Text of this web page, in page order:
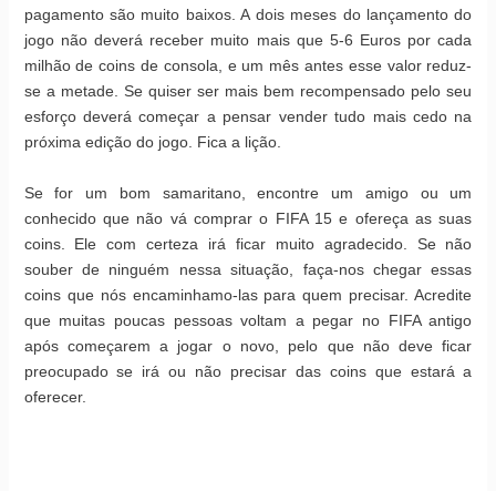
pagamento são muito baixos. A dois meses do lançamento do
jogo não deverá receber muito mais que 5-6 Euros por cada
milhão de coins de consola, e um mês antes esse valor reduz-
se a metade. Se quiser ser mais bem recompensado pelo seu
esforço deverá começar a pensar vender tudo mais cedo na
próxima edição do jogo. Fica a lição.
Se for um bom samaritano, encontre um amigo ou um
conhecido que não vá comprar o FIFA 15 e ofereça as suas
coins. Ele com certeza irá ficar muito agradecido. Se não
souber de ninguém nessa situação, faça-nos chegar essas
coins que nós encaminhamo-las para quem precisar. Acredite
que muitas poucas pessoas voltam a pegar no FIFA antigo
após começarem a jogar o novo, pelo que não deve ficar
preocupado se irá ou não precisar das coins que estará a
oferecer.